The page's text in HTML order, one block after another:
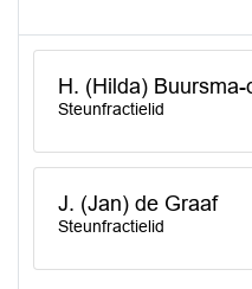
H. (Hilda) Buursma-
Steunfractielid
J. (Jan) de Graaf
Steunfractielid